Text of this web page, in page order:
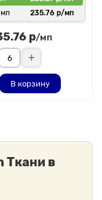
мп
235.76 р/мп
р/мп
В корзину
Ткани в